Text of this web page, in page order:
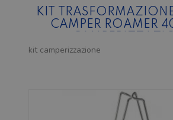
KIT
CAMPER ROAMER
kit camperizzazione